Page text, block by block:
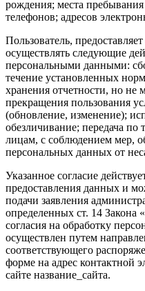
рождения; места
телефонов; адресов
Пользователь,
осуществлять следующие
персональными данными:
течение установленных
хранения отчетности, но не
прекращения пользования
(обновление, изменение);
обезличивание; передача по
лицам, с соблюдением мер,
персональных данных от
Указанное согласие
предоставления данных и
подачи заявления
определенных ст. 14
согласия на обработку
осуществлен путем
соответствующего
форме на адрес контактной
сайте название_сайта.